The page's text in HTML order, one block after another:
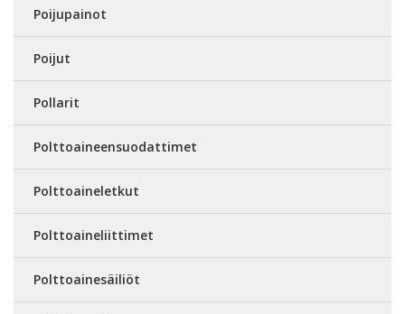
Poijupainot
Poijut
Pollarit
Polttoaineensuodattimet
Polttoaineletkut
Polttoaineliittimet
Polttoainesäiliöt